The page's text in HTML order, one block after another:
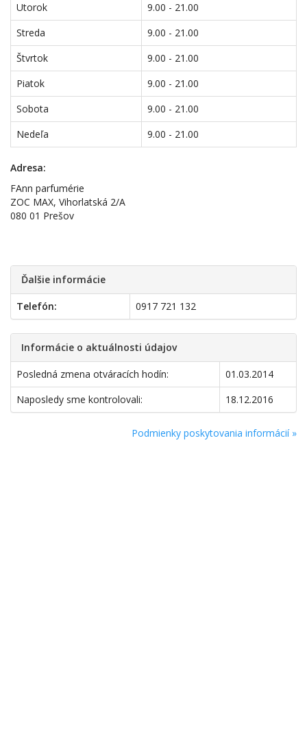
Utorok
9.00 - 21.00
Streda
9.00 - 21.00
Štvrtok
9.00 - 21.00
Piatok
9.00 - 21.00
Sobota
9.00 - 21.00
Nedeľa
9.00 - 21.00
Adresa:
FAnn parfumérie
ZOC MAX, Vihorlatská 2/A
080 01 Prešov
Ďalšie informácie
Telefón: 0917 721 132
Informácie o aktuálnosti údajov
Posledná zmena otváracích hodín:
01.03.2014
Naposledy sme kontrolovali:
18.12.2016
Podmienky poskytovania informácií »